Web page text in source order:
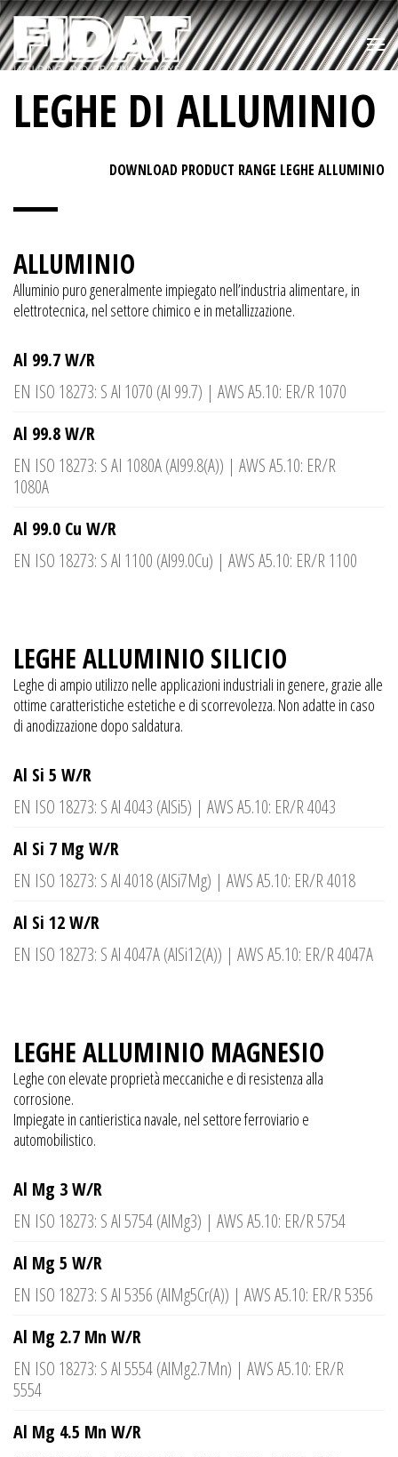
LEGHE DI ALLUMINIO
DOWNLOAD PRODUCT RANGE LEGHE ALLUMINIO
ALLUMINIO
Alluminio puro generalmente impiegato nell’industria alimentare, in
elettrotecnica, nel settore chimico e in metallizzazione.
Al 99.7 W/R
EN ISO 18273: S Al 1070 (Al 99.7) | AWS A5.10: ER/R 1070
Al 99.8 W/R
EN ISO 18273: S AI 1080A (Al99.8(A)) | AWS A5.10: ER/R
1080A
Al 99.0 Cu W/R
EN ISO 18273: S Al 1100 (Al99.0Cu) | AWS A5.10: ER/R 1100
LEGHE ALLUMINIO SILICIO
Leghe di ampio utilizzo nelle applicazioni industriali in genere, grazie alle
ottime caratteristiche estetiche e di scorrevolezza. Non adatte in caso
di anodizzazione dopo saldatura.
Al Si 5 W/R
EN ISO 18273: S Al 4043 (AlSi5) | AWS A5.10: ER/R 4043
Al Si 7 Mg W/R
EN ISO 18273: S Al 4018 (AlSi7Mg) | AWS A5.10: ER/R 4018
Al Si 12 W/R
EN ISO 18273: S Al 4047A (AlSi12(A)) | AWS A5.10: ER/R 4047A
LEGHE ALLUMINIO MAGNESIO
Leghe con elevate proprietà meccaniche e di resistenza alla
corrosione.
Impiegate in cantieristica navale, nel settore ferroviario e
automobilistico.
Al Mg 3 W/R
EN ISO 18273: S Al 5754 (AlMg3) | AWS A5.10: ER/R 5754
Al Mg 5 W/R
EN ISO 18273: S Al 5356 (AlMg5Cr(A)) | AWS A5.10: ER/R 5356
Al Mg 2.7 Mn W/R
EN ISO 18273: S Al 5554 (AlMg2.7Mn) | AWS A5.10: ER/R
5554
Al Mg 4.5 Mn W/R